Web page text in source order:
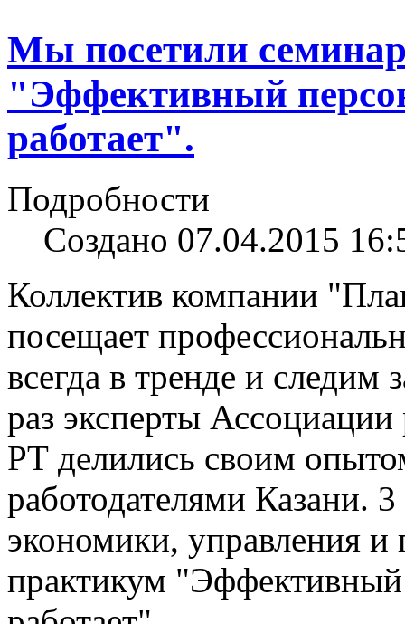
Мы посетили
"Эффективный
работает".
Подробности
Создано 07.04.2015
Коллектив компании
посещает
всегда в тренде и следим
раз эксперты
РТ делились своим
работодателями Казани.
экономики, управления и
практикум